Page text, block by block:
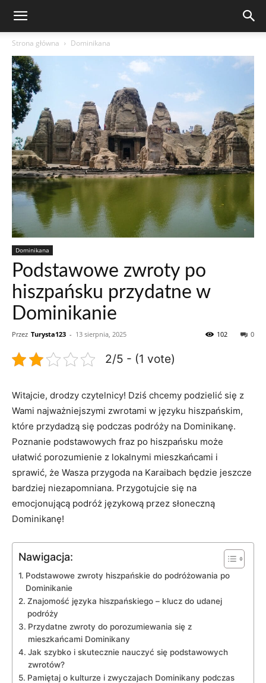
Strona główna Dominikana
Dominikana
Podstawowe zwroty po
hiszpańsku przydatne w
Dominikanie
Przez Turysta123 - 13 sierpnia, 2025 0
102
2/5 - (1 vote)
Witajcie, drodzy czytelnicy! Dziś chcemy podzielić się z
Wami ⁤najważniejszymi zwrotami w języku hiszpańskim,
które przydadzą się podczas podróży na Dominikanę.
Poznanie podstawowych fraz po hiszpańsku może
ułatwić‌ porozumienie ⁢z lokalnymi mieszkańcami i
sprawić, że Wasza przygoda na Karaibach będzie jeszcze
bardziej niezapomniana. Przygotujcie ⁢się na
emocjonującą podróż językową przez słoneczną
Dominikanę!
Nawigacja:
Podstawowe zwroty hiszpańskie do podróżowania po
Dominikanie
Znajomość języka⁣ hiszpańskiego – klucz do udanej
podróży
Przydatne zwroty do porozumiewania się z
mieszkańcami Dominikany
Jak szybko i skutecznie nauczyć się podstawowych
zwrotów?
Pamiętaj o kulturze i zwyczajach Dominikany podczas